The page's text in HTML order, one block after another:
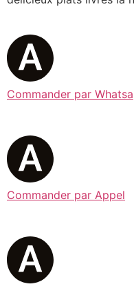
Commander par
Commander par Appel